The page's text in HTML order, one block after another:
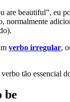
are beautiful”, eu
normalmente
verbo irregular,
tão essencial
be